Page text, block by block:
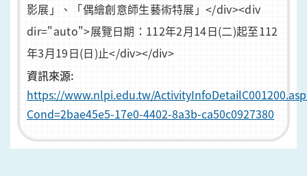
影展」、「偶繪創意師生藝術特展」</div><div
dir="auto">展覽日期：112年2月14日(二)起至112
年3月19日(日)止</div></div>
資訊來源:
https://www.nlpi.edu.tw/
Cond=2bae45e5-17e0-4402-8a3b-ca50c0927380